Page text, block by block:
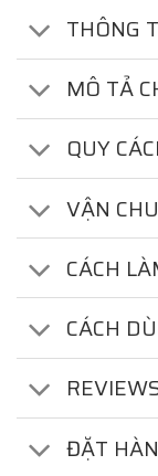
THÔNG
MÔ TẢ
QUY
VẬN
CÁCH
CÁCH
ĐẶT